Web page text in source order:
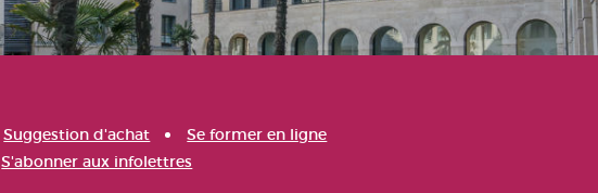
Suggestion d'achat
Se former en ligne
S'abonner aux infolettres